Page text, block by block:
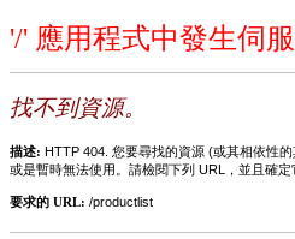
'/' 應用程式中發生伺服
找不到資源。
描述: HTTP 404. 您要尋找的資源 (或其相依性
或是暫時無法使用。請檢閱下列 URL，並且確定
要求的 URL: /productlist